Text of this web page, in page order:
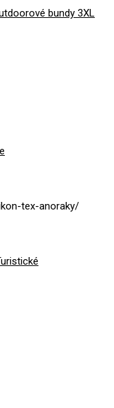
bundy 3XL
tex-anoraky/